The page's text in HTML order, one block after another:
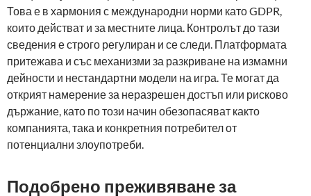
Това е в хармония с международни норми като GDPR,
които действат и за местните лица. Контролът до тази
сведения е строго регулиран и се следи. Платформата
притежава и със механизми за разкриване на измамни
дейности и нестандартни модели на игра. Те могат да
открият намерение за неразрешен достъп или рисково
държание, като по този начин обезопасяват както
компанията, така и конкретния потребител от
потенциални злоупотреби.
Подобрено преживяване за